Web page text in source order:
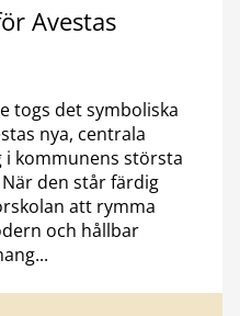
Avestas
togs det symboliska
nya, centrala
i kommunens största
den står färdig
att rymma
och hållbar